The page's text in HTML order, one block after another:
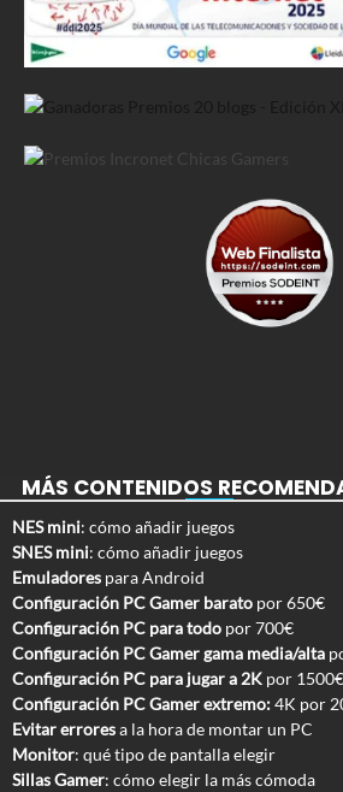
MÁS CONTENIDOS
NES mini: cómo añadir juegos
SNES mini: cómo añadir juegos
Emuladores para Android
Configuración PC Gamer barato por 650€
Configuración PC para todo por 700€
Configuración PC Gamer gama media/alta
Configuración PC para jugar a 2K por 1500€
Configuración PC Gamer extremo:4K por
Evitar erroresa la hora de montar un PC
Monitor: qué tipo de pantalla elegir
Sillas Gamer: cómo elegir la más cómoda